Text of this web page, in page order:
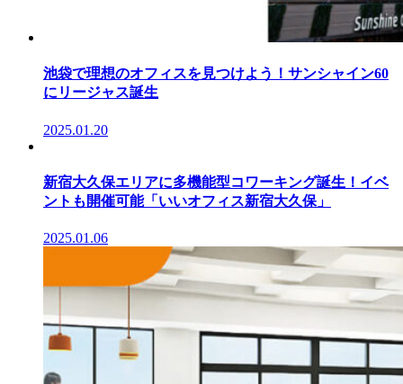
池袋で理想のオフィスを見つけよう！サンシャイン60
にリージャス誕生
2025.01.20
新宿大久保エリアに多機能型コワーキング誕生！イベ
ントも開催可能「いいオフィス新宿大久保」
2025.01.06